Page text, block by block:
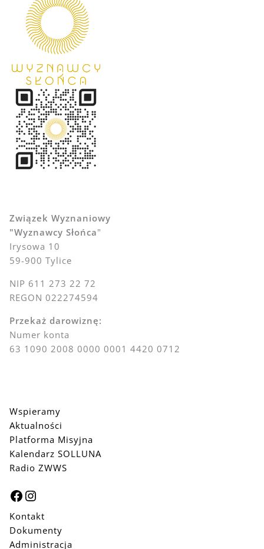
Związek Wyznaniowy
"Wyznawcy Słońca"
Irysowa 10
59-900 Tylice
NIP 611 273 22 72
REGON 022274594
Przekaż darowiznę:
Numer konta
63 1090 2008 0000 0001 4420 0712
Wspieramy
Aktualności
Platforma Misyjna
Kalendarz SOLLUNA
Radio ZWWS
Facebook
Instagram
Kontakt
Dokumenty
Administracja